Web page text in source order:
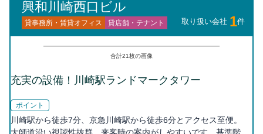
興和川崎西口ビル
貸事務所・賃貸オフィス 貸店舗・テナント 取り扱い会社 1件
合計21枚の画像
充実の設備！川崎駅ランドマークタワー
ポイント
川崎駅から徒歩7分、京急川崎駅から徒歩6分とアクセス至便。